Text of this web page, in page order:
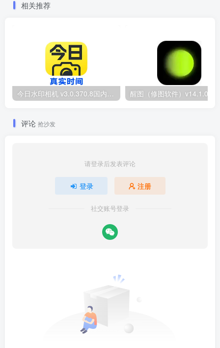
相关推荐
今日水印相机 v3.0.370.8国内版 / v10.0.170国际版Timemark 去广告解锁VIP会员版
评论 抢沙发
请登录后发表评论
登录 注册
社交账号登录